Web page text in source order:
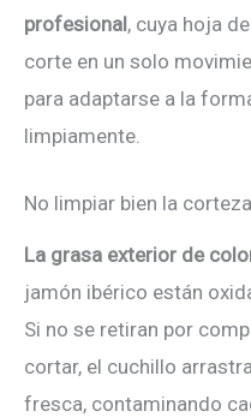
profesional, cuya hoja
corte en un solo
para adaptarse a la
limpiamente.
No limpiar bien la
La grasa exterior de
jamón ibérico están
Si no se retiran por
cortar, el cuchillo
fresca, contaminando